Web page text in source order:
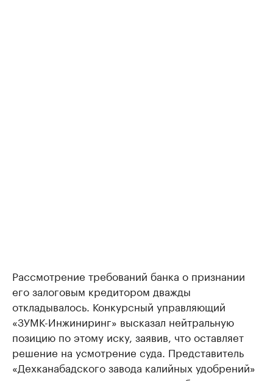
Рассмотрение требований банка о признании
его залоговым кредитором дважды
откладывалось. Конкурсный управляющий
«ЗУМК-Инжиниринг» высказал нейтральную
позицию по этому иску, заявив, что оставляет
решение на усмотрение суда. Представитель
«Дехканабадского завода калийных удобрений»